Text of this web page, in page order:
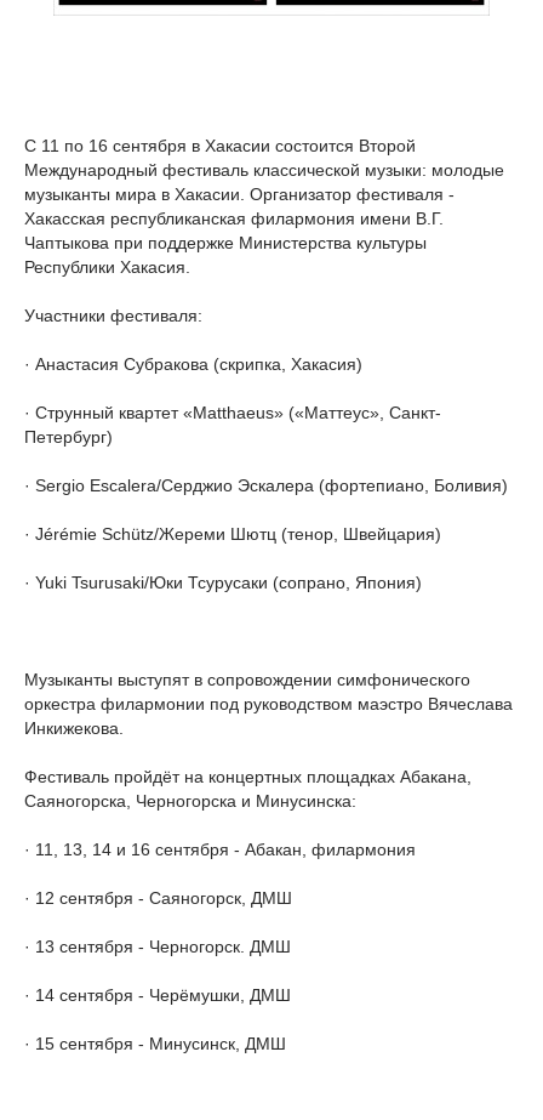
С 11 по 16 сентября в Хакасии состоится Второй
Международный фестиваль классической музыки: молодые
музыканты мира в Хакасии. Организатор фестиваля -
Хакасская республиканская филармония имени В.Г.
Чаптыкова при поддержке Министерства культуры
Республики Хакасия.
Участники фестиваля:
· Анастасия Субракова (скрипка, Хакасия)
· Струнный квартет «Matthaeus» («Маттеус», Санкт-
Петербург)
· Sergio Escalera/Серджио Эскалера (фортепиано, Боливия)
· Jérémie Schütz/Жереми Шютц (тенор, Швейцария)
· Yuki Tsurusaki/Юки Тсурусаки (сопрано, Япония)
Музыканты выступят в сопровождении симфонического
оркестра филармонии под руководством маэстро Вячеслава
Инкижекова.
Фестиваль пройдёт на концертных площадках Абакана,
Саяногорска, Черногорска и Минусинска:
· 11, 13, 14 и 16 сентября - Абакан, филармония
· 12 сентября - Саяногорск, ДМШ
· 13 сентября - Черногорск. ДМШ
· 14 сентября - Черёмушки, ДМШ
· 15 сентября - Минусинск, ДМШ